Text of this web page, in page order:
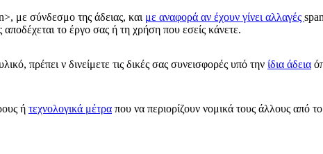
με σύνδεσμο της άδειας, και με αναφορά αν έχουν γίνει αλλαγές
το έργο σας ή τη χρήση που εσείς κάνετε.
πρέπει ν δινείμετε τις δικές σας συνεισφορές υπό την ίδια άδεια
ή τεχνολογικά μέτρα που να περιορίζουν νομικά τους άλλους από